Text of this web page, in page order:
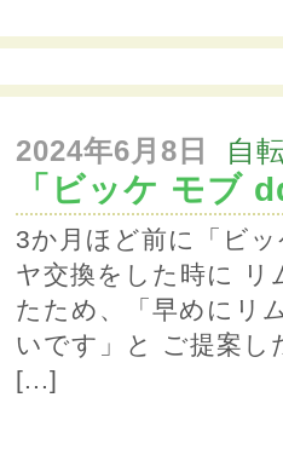
2024年6月8日 自
「ビッケ モブ
3か月ほど前に「ビ
ヤ交換をした時に リ
たため、「早めにリ
いです」と ご提案し
[...]